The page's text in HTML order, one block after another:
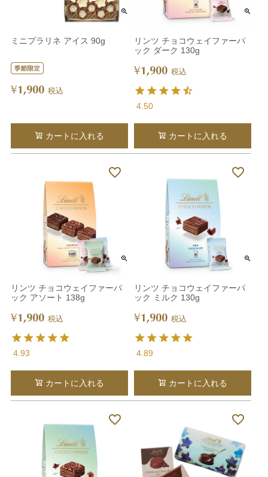
ミニプラリネ アイス 90g
¥1,900 税込
カートに入れる
リンツ チョコウェイファーパ
ック ダーク 130g
¥1,900 税込
4.50
カートに入れる
リンツ チョコウェイファーパ
ック アソート 138g
¥1,900 税込
4.93
カートに入れる
リンツ チョコウェイファーパ
ック ミルク 130g
¥1,900 税込
4.89
カートに入れる